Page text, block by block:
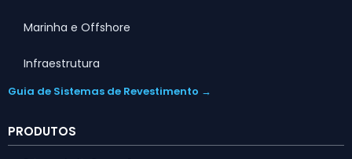
Marinha e Offshore
Infraestrutura
Guia de Sistemas de Revestimento →
PRODUTOS